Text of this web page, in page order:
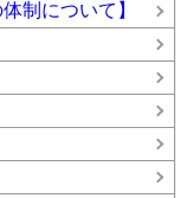
制について】